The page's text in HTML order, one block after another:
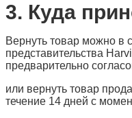
3. Куда
Вернуть товар можно в
представительства
предварительно
или вернуть товар
течение 14 дней с